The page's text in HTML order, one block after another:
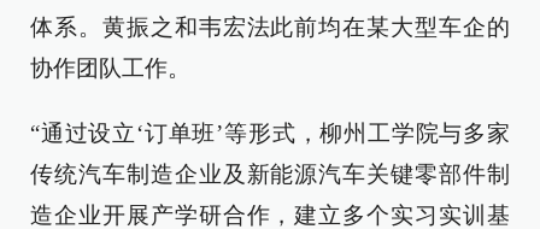
体系。黄振之和韦宏法此前均在某大型车企的
协作团队工作。
“通过设立‘订单班’等形式，柳州工学院与多家
传统汽车制造企业及新能源汽车关键零部件制
造企业开展产学研合作，建立多个实习实训基